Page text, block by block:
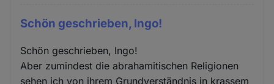
Schön geschrieben, Ingo!
Schön geschrieben, Ingo!
Aber zumindest die abrahamitischen Religionen
sehen ich von ihrem Grundverständnis in krassem